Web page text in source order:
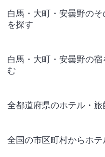
白馬・大町・安曇野の
を探す
白馬・大町・安曇野の
む
全都道府県のホテル・
全国の市区町村からホ